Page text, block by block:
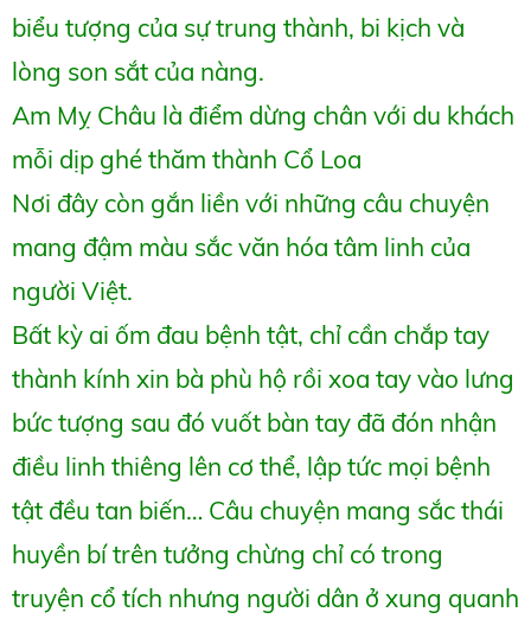
biểu tượng của sự trung thành, bi kịch và
lòng son sắt của nàng.
Am Mỵ Châu là điểm dừng chân với du khách
mỗi dịp ghé thăm thành Cổ Loa
Nơi đây còn gắn liền với những câu chuyện
mang đậm màu sắc văn hóa tâm linh của
người Việt.
Bất kỳ ai ốm đau bệnh tật, chỉ cần chắp tay
thành kính xin bà phù hộ rồi xoa tay vào lưng
bức tượng sau đó vuốt bàn tay đã đón nhận
điều linh thiêng lên cơ thể, lập tức mọi bệnh
tật đều tan biến… Câu chuyện mang sắc thái
huyền bí trên tưởng chừng chỉ có trong
truyện cổ tích nhưng người dân ở xung quanh